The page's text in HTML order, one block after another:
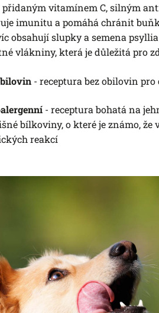
přidaným vitamínem C, silným
imunitu a pomáhá chránit
obsahují slupky a semena
vlákniny, která je důležitá pro
- receptura bez obilovin
- receptura bohatá na
bílkoviny, o které je známo, že
reakcí